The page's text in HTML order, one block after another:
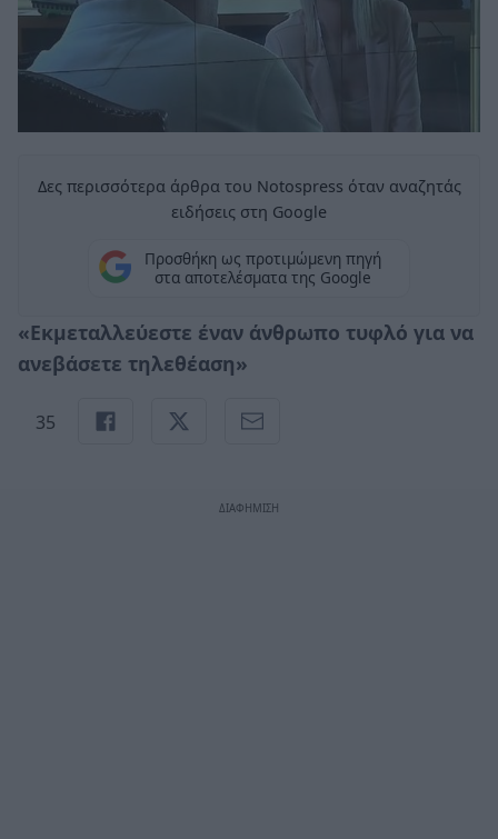
Δες περισσότερα άρθρα του Notospress όταν αναζητάς
ειδήσεις στη Google
Προσθήκη ως προτιμώμενη πηγή
στα αποτελέσματα της Google
«Εκμεταλλεύεστε έναν άνθρωπο τυφλό για να
ανεβάσετε τηλεθέαση»
35